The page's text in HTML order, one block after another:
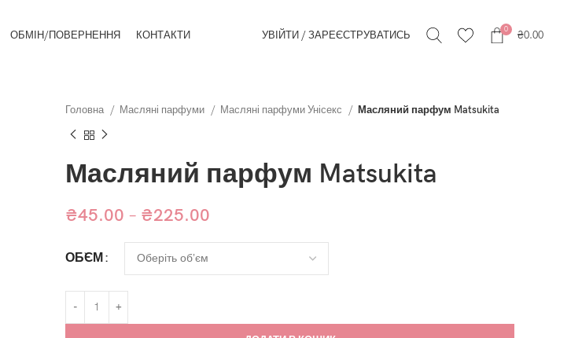
ОБМІН/ПОВЕРНЕННЯ КОНТАКТИ УВІЙТИ / ЗАРЕЄСТРУВАТИСЬ 0 ₴0.00
Головна Масляні парфуми Масляні парфуми Унісекс Масляний парфум Matsukita
Масляний парфум Matsukita
₴45.00 – ₴225.00
ОБ`ЄМ